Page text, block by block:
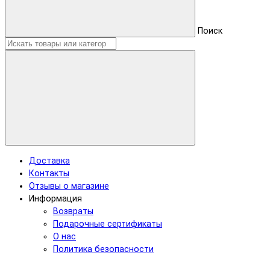
Поиск
Доставка
Контакты
Отзывы о магазине
Информация
Возвраты
Подарочные сертификаты
О нас
Политика безопасности